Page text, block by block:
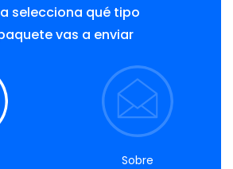
selecciona qué tipo
vas a enviar
Sobre